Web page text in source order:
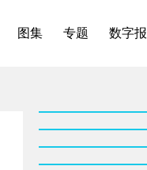
图集 专题 数字报